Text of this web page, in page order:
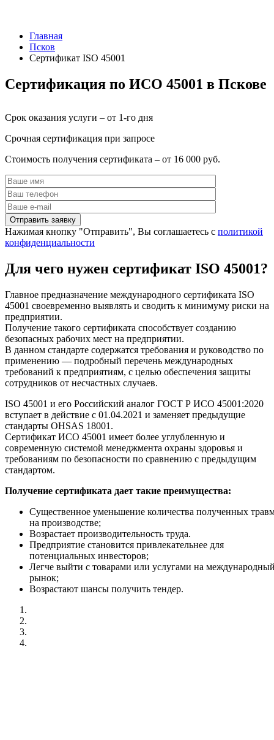
Главная
Псков
Сертификат ISO 45001
Сертификация по ИСО 45001 в Пскове
Срок оказания услуги – от 1-го дня
Срочная сертификация при запросе
Стоимость получения сертификата – от 16 000 руб.
Нажимая кнопку "Отправить", Вы соглашаетесь с политикой
конфиденциальности
Для чего нужен сертификат ISO 45001?
Главное предназначение международного сертификата ISO
45001 своевременно выявлять и сводить к минимуму риски на
предприятии.
Получение такого сертификата способствует созданию
безопасных рабочих мест на предприятии.
В данном стандарте содержатся требования и руководство по
применению — подробный перечень международных
требований к предприятиям, с целью обеспечения защиты
сотрудников от несчастных случаев.
ISO 45001 и его Российский аналог ГОСТ Р ИСО 45001:2020
вступает в действие с 01.04.2021 и заменяет предыдущие
стандарты OHSAS 18001.
Сертификат ИСО 45001 имеет более углубленную и
современную системой менеджмента охраны здоровья и
требованиям по безопасности по сравнению с предыдущим
стандартом.
Получение сертификата дает такие преимущества:
Существенное уменьшение количества полученных
на производстве;
Возрастает производительность труда.
Предприятие становится привлекательнее для
потенциальных инвесторов;
Легче выйти с товарами или услугами на
рынок;
Возрастают шансы получить тендер.